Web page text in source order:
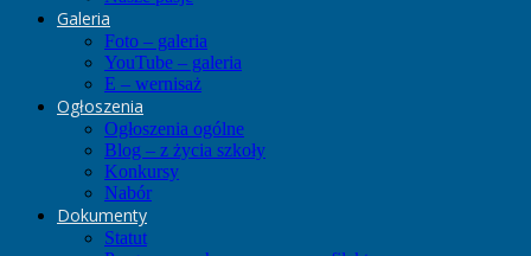
Galeria
Foto – galeria
YouTube – galeria
E – wernisaż
Ogłoszenia
Ogłoszenia ogólne
Blog – z życia szkoły
Konkursy
Nabór
Dokumenty
Statut